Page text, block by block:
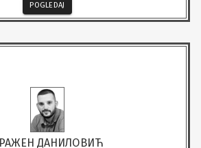
POGLEDAJ
ДАНИЛОВИЋ